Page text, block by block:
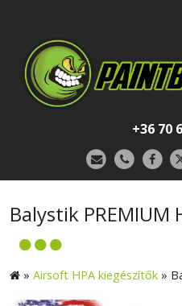
+36 70
Balystik PREMIUM
» Airsoft HPA kiegészítők »